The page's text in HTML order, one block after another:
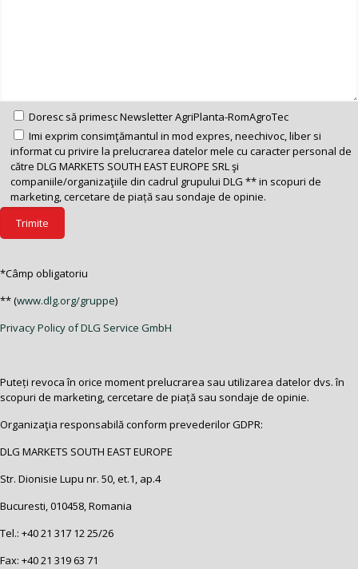
Doresc să primesc Newsletter AgriPlanta-RomAgroTec
Imi exprim consimţămantul in mod expres, neechivoc, liber si
informat cu privire la prelucrarea datelor mele cu caracter personal de
către DLG MARKETS SOUTH EAST EUROPE SRL şi
companiile/organizaţiile din cadrul grupului DLG ** in scopuri de
marketing, cercetare de piață sau sondaje de opinie.
*Câmp obligatoriu
** (www.dlg.org/gruppe)
Privacy Policy of DLG Service GmbH
Puteți revoca în orice moment prelucrarea sau utilizarea datelor dvs. în
scopuri de marketing, cercetare de piață sau sondaje de opinie.
Organizaţia responsabilă conform prevederilor GDPR:
DLG MARKETS SOUTH EAST EUROPE
Str. Dionisie Lupu nr. 50, et.1, ap.4
Bucuresti, 010458, Romania
Tel.: +40 21 317 12 25/26
Fax: +40 21 319 63 71